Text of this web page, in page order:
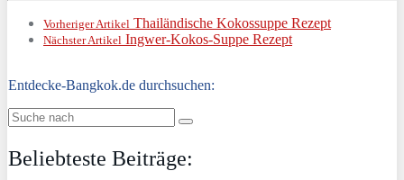
Vorheriger Artikel Thailändische Kokossuppe Rezept
Nächster Artikel Ingwer-Kokos-Suppe Rezept
Entdecke-Bangkok.de durchsuchen:
Beliebteste Beiträge: